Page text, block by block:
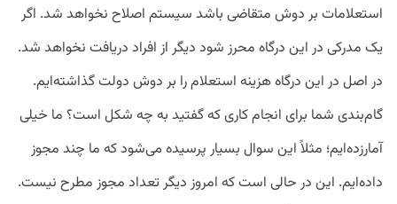
استعلامات بر دوش متقاضی باشد سیستم اصلاح نخواهد شد. اگر
یک مدرکی در این درگاه محرز شود دیگر از افراد دریافت نخواهد شد.
در اصل در این درگاه هزینه استعلام را بر دوش دولت گذاشته‌ایم.
گام‌بندی شما برای انجام کاری که گفتید به چه شکل است؟ ما خیلی
آمارزده‌ایم؛ مثلاً این سوال بسیار پرسیده می‌شود که ما چند مجوز
داده‌ایم. این در حالی است که امروز دیگر تعداد مجوز مطرح نیست.